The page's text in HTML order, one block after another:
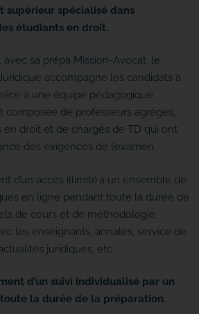
supérieur spécialisé dans
étudiants en droit.
avec sa prépa Mission-Avocat, le
accompagne les candidats à
à une équipe pédagogique
composée de professeurs agrégés,
en droit et de chargés de TD qui ont
des exigences de l’examen.
d’un accès illimité à un ensemble de
en ligne pendant toute la durée de
de cours et de méthodologie,
les enseignants, annales, service de
juridiques, etc.
d’un suivi individualisé par un
la durée de la préparation.